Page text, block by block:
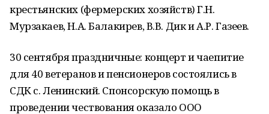
крестьянских (фермерских хозяйств) Г.Н.
Мурзакаев, Н.А. Балакирев, В.В. Дик и А.Р. Газеев.
30 сентября праздничные: концерт и чаепитие
для 40 ветеранов и пенсионеров состоялись в
СДК с. Ленинский. Спонсорскую помощь в
проведении чествования оказало ООО